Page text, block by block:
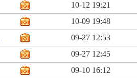
10-12 19:21
10-09 19:48
09-27 12:53
09-27 12:45
09-10 16:12